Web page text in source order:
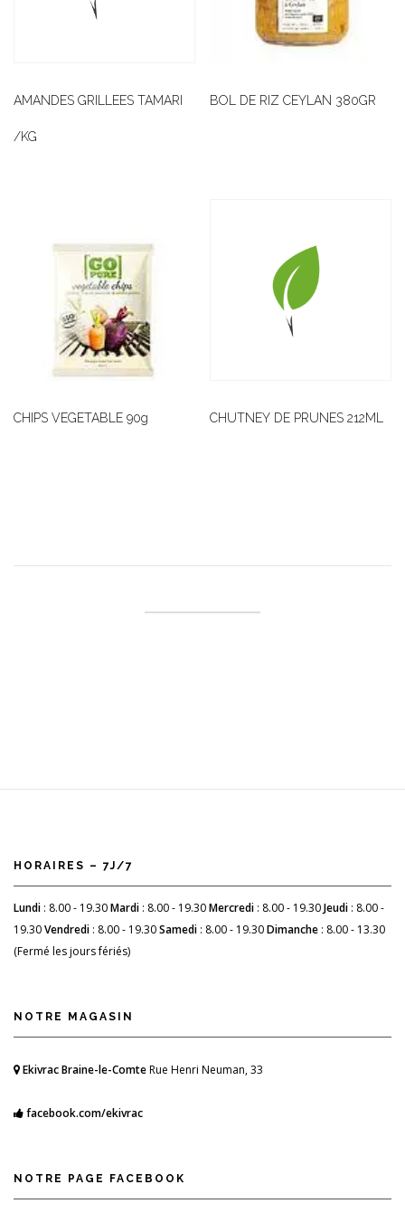
AMANDES GRILLEES TAMARI
/KG
BOL DE RIZ CEYLAN 380GR
CHIPS VEGETABLE 90g CHUTNEY DE PRUNES 212ML
HORAIRES – 7J/7
Lundi : 8.00 - 19.30Mardi : 8.00 - 19.30Mercredi : 8.00 - 19.30Jeudi : 8.00 -
19.30Vendredi : 8.00 - 19.30Samedi : 8.00 - 19.30Dimanche : 8.00 - 13.30
(Fermé les jours fériés)
NOTRE MAGASIN
Ekivrac Braine-le-ComteRue Henri Neuman, 33
facebook.com/ekivrac
NOTRE PAGE FACEBOOK